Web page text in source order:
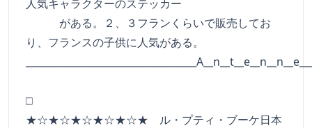
人気キャラクターのステッカー
がある。２、３フランくらいで販売してお
り、フランスの子供に人気がある。
□
★☆★☆★☆★☆★☆★ ル・プティ・ブーケ日本